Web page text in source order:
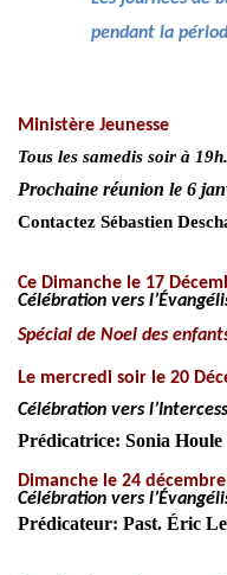
pendant la
Ministère Jeunesse
Tous les samedis soir à
Prochaine réunion le 6
Contactez Sébastien
Ce Dimanche le 17
Célébration vers
Spécial de Noel des
Le mercredi soir le 20
Célébration vers
Prédicatrice: Sonia Houle
Dimanche le 24
Célébration vers
Prédicateur: Past. Éric